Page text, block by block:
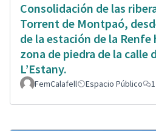
Consolidación de las
Torrent de Montpaó,
de la estación de la Renfe
zona de piedra de la calle
L’Estany.
FemCalafell Espacio Público 1